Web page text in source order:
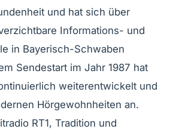
und hat sich über
Informations- und
in Bayerisch-Schwaben
Sendestart im Jahr 1987 hat
weiterentwickelt und
Hörgewohnheiten an.
RT1, Tradition und